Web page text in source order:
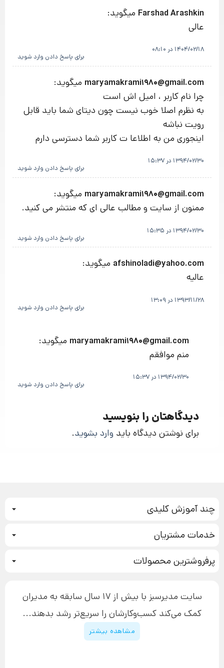
Farshad Arashkin میگوید:
عالی
1404/02/18 در 08:10
برای پاسخ دادن وارد شوید
maryamakrami1980@gmail.com میگوید:
چرا نام کاربر ، امیل اش است
به نظرم اصلا خوب نیست چون دیتای شما باید قابل
رویت نباشه
اینجوری من به اطلاعا ت کاربر شما دسترسی دارم
1394/02/30 در 15:37
برای پاسخ دادن وارد شوید
maryamakrami1980@gmail.com میگوید:
ممنون از سایت و مطالب عالی ای که منتشر می کنید.
1394/02/30 در 15:35
برای پاسخ دادن وارد شوید
afshinoladi@yahoo.com میگوید:
عالیه
1393/11/28 در 13:09
برای پاسخ دادن وارد شوید
maryamakrami1980@gmail.com میگوید:
منم موافقم
1394/02/30 در 15:37
برای پاسخ دادن وارد شوید
دیدگاهتان را بنویسید
برای نوشتن دیدگاه باید وارد بشوید.
چند آموزش کلیدی
بازاریابی عصبی
تبلیغ نویسی
افزایش عملکرد
چگونه کتاب بنویسیم
دوره اینستاگرام
خدمات مشتریان
آموزش دسترسی به دانلود فایل‌ها
پیگیری سفارش
پشتیبانی
قوانین و مقررات سایت
پرفروشترین محصولاتدوره جدید سیستم سازی
سایت مدیرسبز با بیش از 17 سال سابقه به مدیران
کمک می‌کند کسب‌و‌کارشان را سریع‌تر رشد بدهند...
مشاهده بیشتر